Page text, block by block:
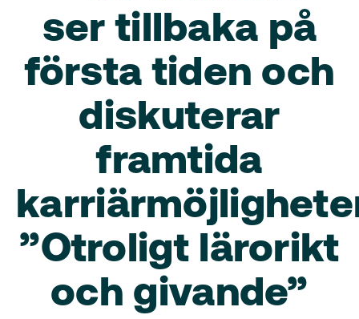
ser tillbaka på
första tiden och
diskuterar
framtida
”Otroligt lärorikt
och givande”